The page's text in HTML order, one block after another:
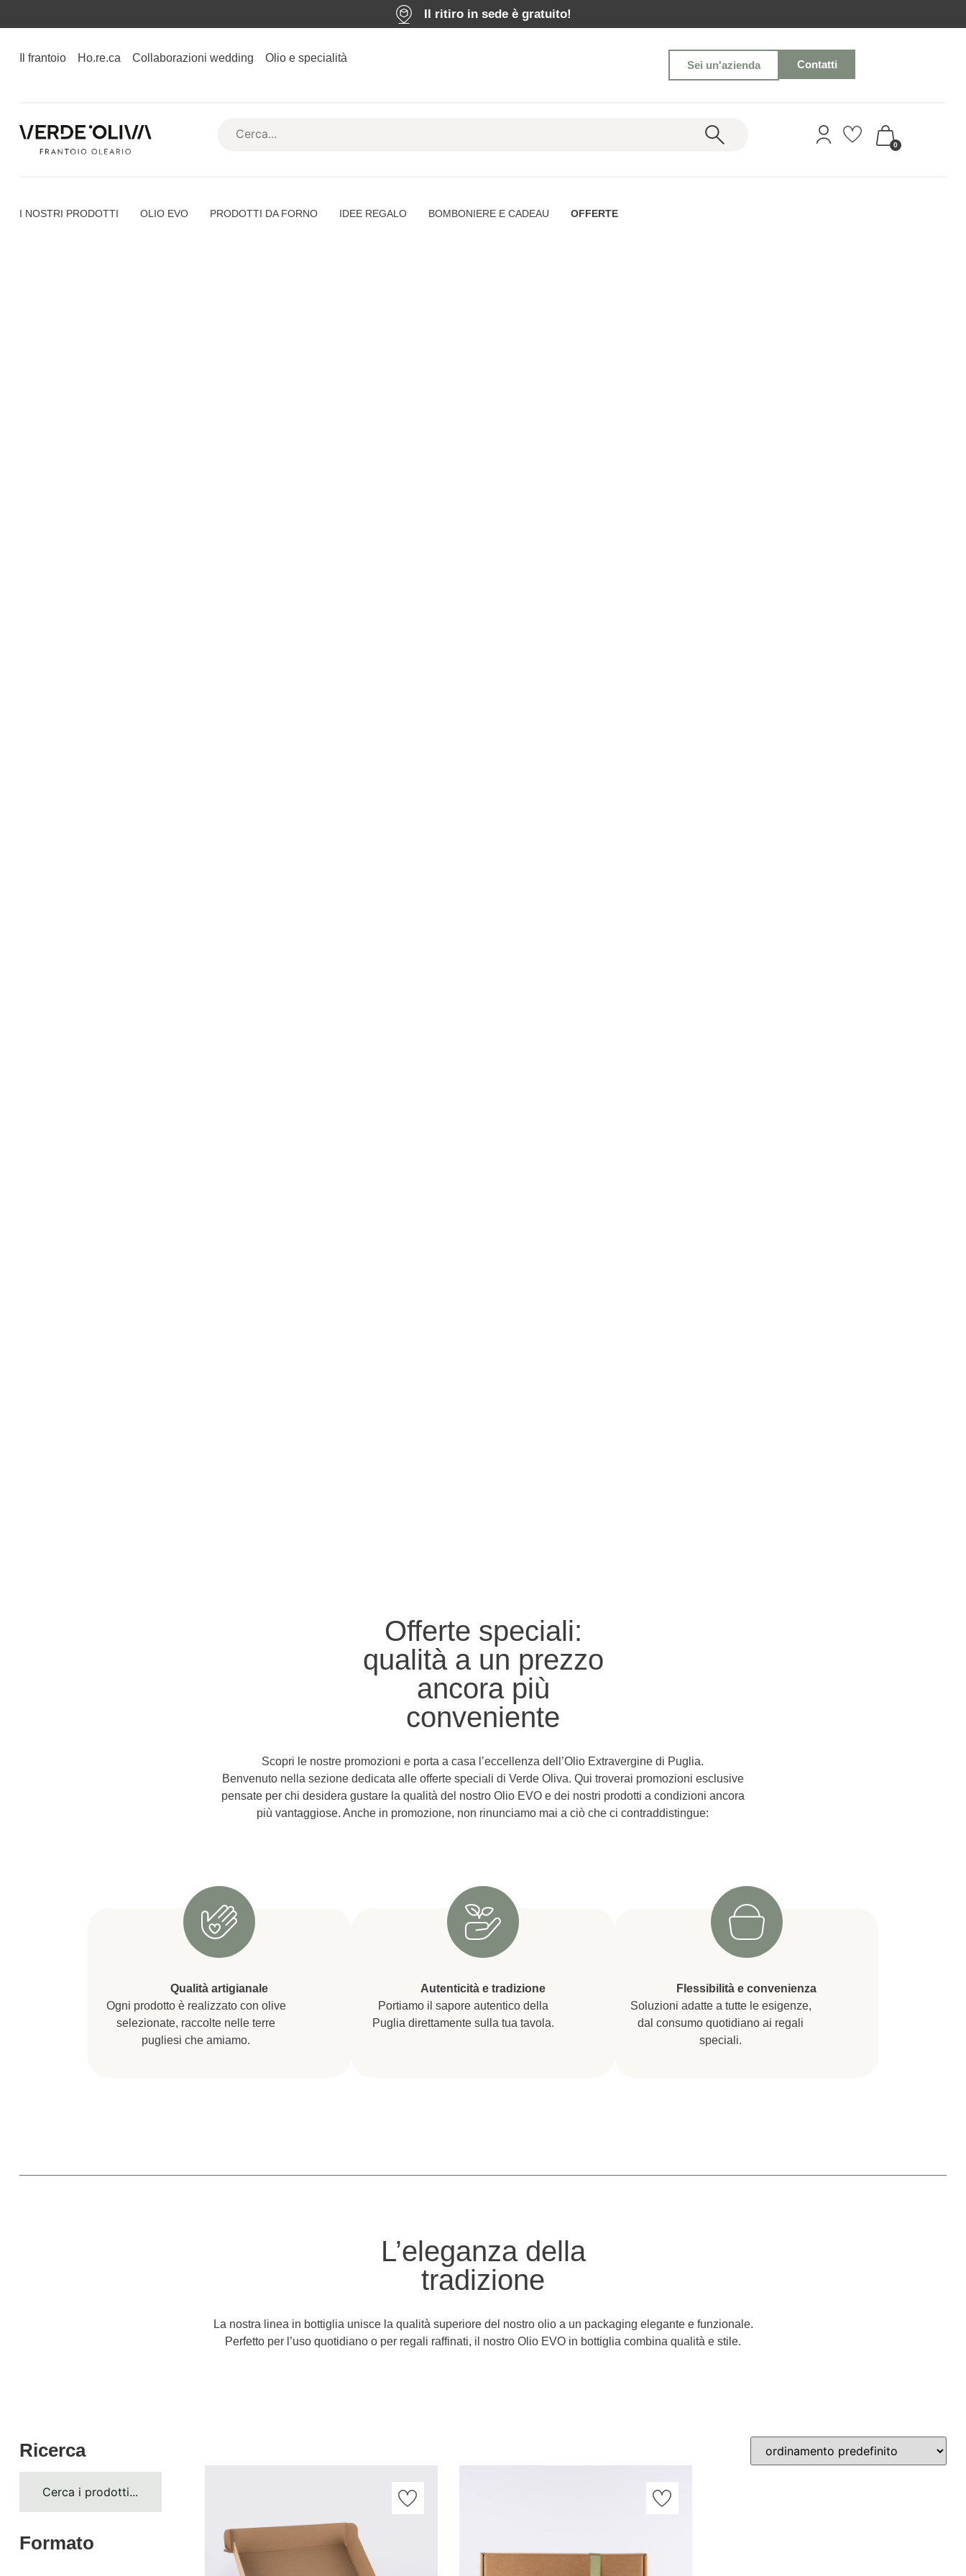
Il ritiro in sede è gratuito!
Il frantoio Ho.re.ca Collaborazioni wedding Olio e specialità
Sei un'azienda Contatti
0
I NOSTRI PRODOTTI OLIO EVO PRODOTTI DA FORNO IDEE REGALO BOMBONIERE E CADEAU OFFERTE
Offerte speciali:
qualità a un prezzo
ancora più
conveniente
Scopri le nostre promozioni e porta a casa l’eccellenza dell’Olio Extravergine di Puglia.
Benvenuto nella sezione dedicata alle offerte speciali di Verde Oliva. Qui troverai promozioni esclusive
pensate per chi desidera gustare la qualità del nostro Olio EVO e dei nostri prodotti a condizioni ancora
più vantaggiose. Anche in promozione, non rinunciamo mai a ciò che ci contraddistingue:
Qualità artigianale
Ogni prodotto è realizzato con olive
selezionate, raccolte nelle terre
pugliesi che amiamo.
Autenticità e tradizione
Portiamo il sapore autentico della
Puglia direttamente sulla tua tavola.
Flessibilità e convenienza
Soluzioni adatte a tutte le esigenze,
dal consumo quotidiano ai regali
speciali.
L’eleganza della
tradizione
La nostra linea in bottiglia unisce la qualità superiore del nostro olio a un packaging elegante e funzionale.
Perfetto per l’uso quotidiano o per regali raffinati, il nostro Olio EVO in bottiglia combina qualità e stile.
Ricerca
Formato